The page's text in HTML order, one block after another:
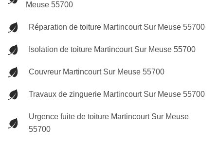
Meuse 55700
Réparation de toiture Martincourt Sur Meuse 55700
Isolation de toiture Martincourt Sur Meuse 55700
Couvreur Martincourt Sur Meuse 55700
Travaux de zinguerie Martincourt Sur Meuse 55700
Urgence fuite de toiture Martincourt Sur Meuse
55700